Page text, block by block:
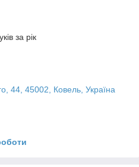
за рік
44, 45002, Ковель, Україна